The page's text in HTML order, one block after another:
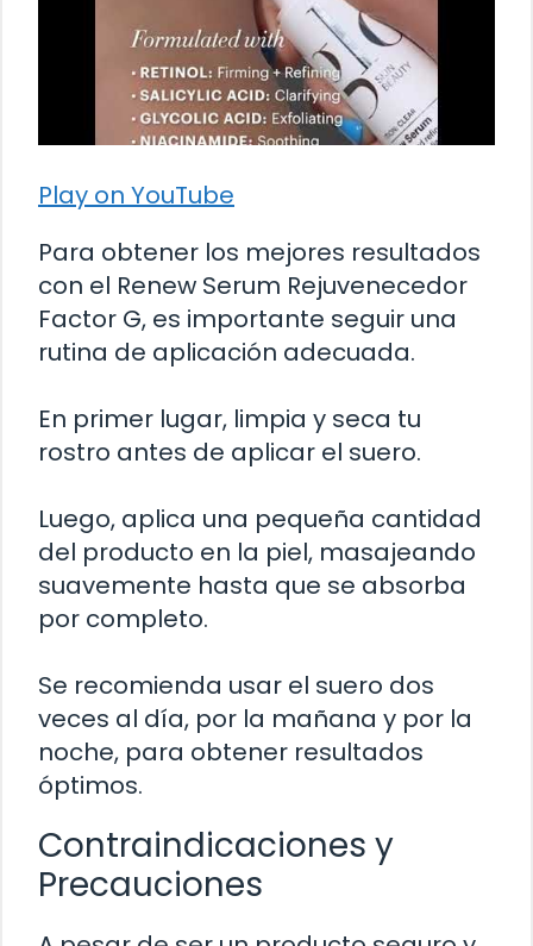
Play on YouTube
Para obtener los mejores resultados
con el Renew Serum Rejuvenecedor
Factor G, es importante seguir una
rutina de aplicación adecuada.
En primer lugar, limpia y seca tu
rostro antes de aplicar el suero.
Luego, aplica una pequeña cantidad
del producto en la piel, masajeando
suavemente hasta que se absorba
por completo.
Se recomienda usar el suero dos
veces al día, por la mañana y por la
noche, para obtener resultados
óptimos.
Contraindicaciones y
Precauciones